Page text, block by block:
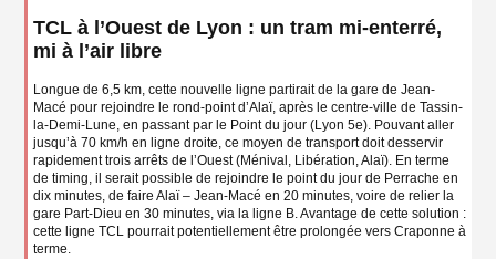
TCL à l’Ouest de Lyon : un tram mi-enterré,
mi à l’air libre
Longue de 6,5 km, cette nouvelle ligne partirait de la gare de Jean-
Macé pour rejoindre le rond-point d’Alaï, après le centre-ville de Tassin-
la-Demi-Lune, en passant par le Point du jour (Lyon 5e). Pouvant aller
jusqu’à 70 km/h en ligne droite, ce moyen de transport doit desservir
rapidement trois arrêts de l’Ouest (Ménival, Libération, Alaï). En terme
de timing, il serait possible de rejoindre le point du jour de Perrache en
dix minutes, de faire Alaï – Jean-Macé en 20 minutes, voire de relier la
gare Part-Dieu en 30 minutes, via la ligne B. Avantage de cette solution :
cette ligne TCL pourrait potentiellement être prolongée vers Craponne à
terme.